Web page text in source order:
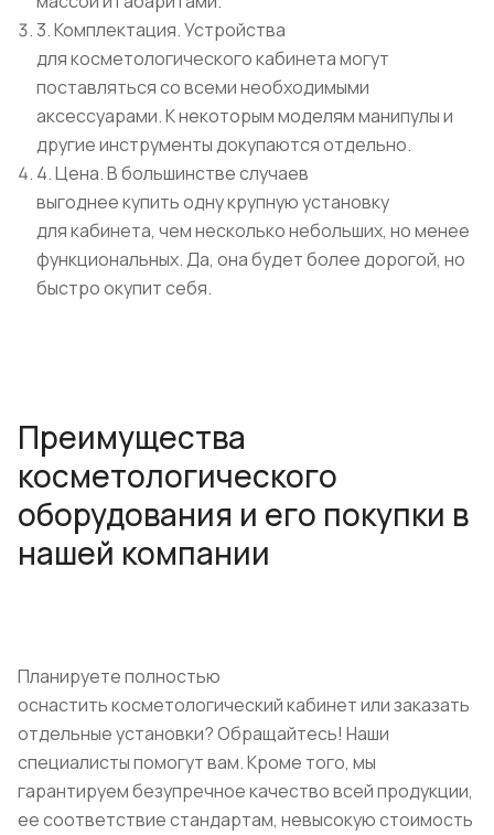
3. Комплектация. Устройства
для косметологического кабинета могут
поставляться со всеми необходимыми
аксессуарами. К некоторым моделям манипулы и
другие инструменты докупаются отдельно.
4. Цена. В большинстве случаев
выгоднее купить одну крупную установку
для кабинета, чем несколько небольших, но менее
функциональных. Да, она будет более дорогой, но
быстро окупит себя.
Преимущества
косметологического
оборудования и его покупки в
нашей компании
Планируете полностью
оснастить косметологический кабинет или заказать
отдельные установки? Обращайтесь! Наши
специалисты помогут вам. Кроме того, мы
гарантируем безупречное качество всей продукции,
ее соответствие стандартам, невысокую стоимость